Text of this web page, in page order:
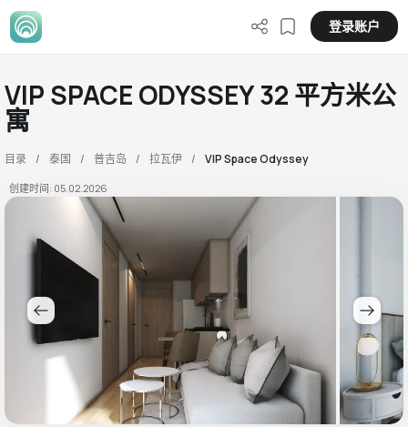
登录账户
VIP SPACE ODYSSEY 32 平方米公
寓
目录 泰国 普吉岛 拉瓦伊 VIP Space Odyssey
创建时间: 05.02.2026